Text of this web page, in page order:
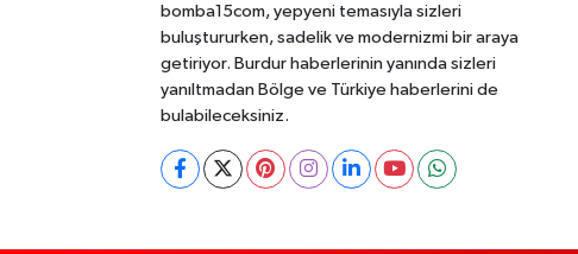
bomba15com, yepyeni temasıyla sizleri
buluştururken, sadelik ve modernizmi bir araya
getiriyor. Burdur haberlerinin yanında sizleri
yanıltmadan Bölge ve Türkiye haberlerini de
bulabileceksiniz.